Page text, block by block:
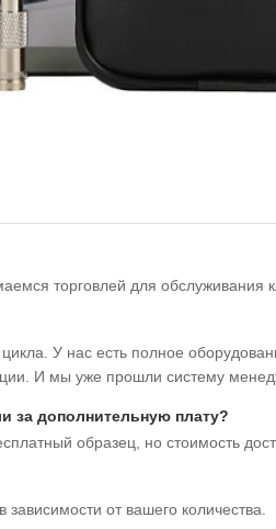
торговлей для обслуживания
У нас есть полное
И мы уже прошли систему
за дополнительную плату?
образец, но стоимость
от вашего количества.